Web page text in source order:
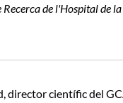
de l'Hospital de
director científic del